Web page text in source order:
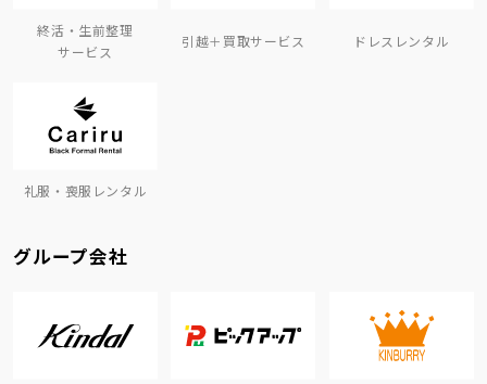
終活・生前整理
サービス
引越＋買取サービス ドレスレンタル
礼服・喪服レンタル
グループ会社